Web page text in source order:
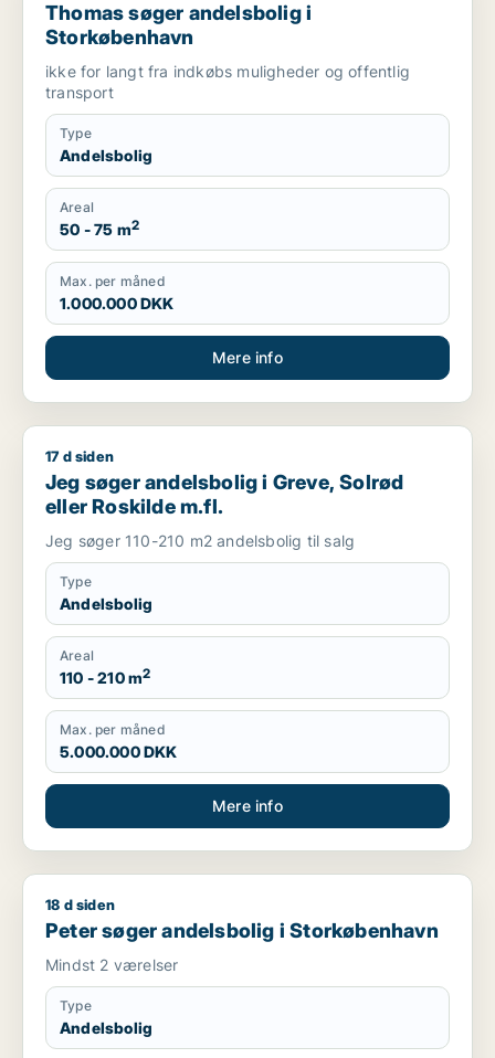
Thomas søger andelsbolig i
Storkøbenhavn
ikke for langt fra indkøbs muligheder og offentlig
transport
Type
Andelsbolig
Areal
50 - 75 m2
Max. per måned
1.000.000 DKK
Mere info
Jeg søger andelsbolig i Greve, Solrød eller Roskilde m.fl.
17 d siden
Jeg søger andelsbolig i Greve, Solrød
eller Roskilde m.fl.
Jeg søger 110-210 m2 andelsbolig til salg
Type
Andelsbolig
Areal
110 - 210 m2
Max. per måned
5.000.000 DKK
Mere info
Peter søger andelsbolig i Storkøbenhavn
18 d siden
Peter søger andelsbolig i Storkøbenhavn
Mindst 2 værelser
Type
Andelsbolig